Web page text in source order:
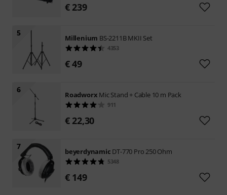
€ 239
5
Millenium BS-2211B MKII Set
4353
€ 49
6
Roadworx Mic Stand + Cable 10 m Pack
911
€ 22,30
7
beyerdynamic DT-770 Pro 250 Ohm
5348
€ 149